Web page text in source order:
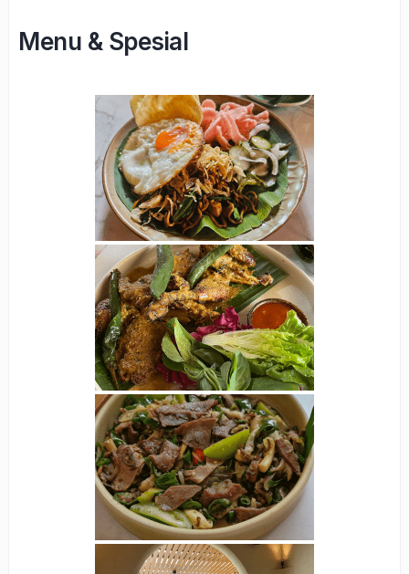
Menu & Spesial